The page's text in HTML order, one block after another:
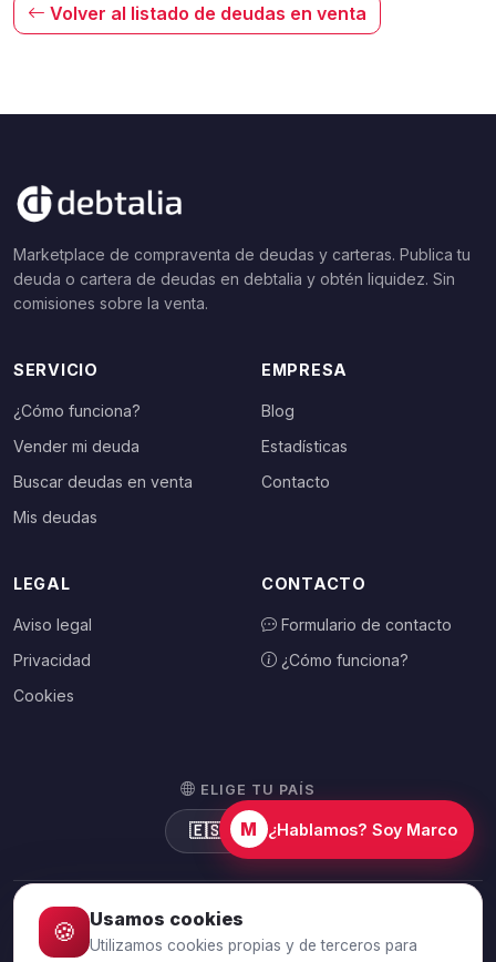
Volver al listado de deudas en venta
Marketplace de compraventa de deudas y carteras. Publica tu
deuda o cartera de deudas en debtalia y obtén liquidez. Sin
comisiones sobre la venta.
SERVICIO
¿Cómo funciona?
Vender mi deuda
Buscar deudas en venta
Mis deudas
EMPRESA
Blog
Estadísticas
Contacto
LEGAL
Aviso legal
Privacidad
Cookies
CONTACTO
Formulario de contacto
¿Cómo funciona?
ELIGE TU PAÍS
🇪🇸 España
© 2026 Debtalia.com. Todos los derechos reservados.
M ¿Hablamos? Soy Marco
🍪 Usamos cookies
Utilizamos cookies propias y de terceros para